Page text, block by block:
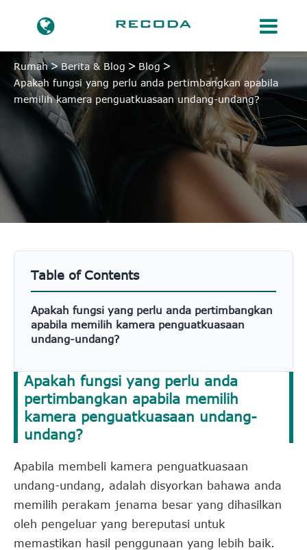
Rumah Berita & Blog
Blog
Apakah fungsi yang perlu anda pertimbangkan apabila
memilih kamera penguatkuasaan undang-undang?
Apakah fungsi yang perlu anda
pertimbangkan apabila memilih
kamera penguatkuasaan undang-
undang?
Apabila membeli kamera penguatkuasaan
undang-undang, adalah disyorkan bahawa anda
memilih perakam jenama besar yang dihasilkan
oleh pengeluar yang bereputasi untuk
memastikan hasil penggunaan yang lebih baik.
Table of Contents
Apakah fungsi yang perlu anda pertimbangkan
apabila memilih kamera penguatkuasaan
undang-undang?